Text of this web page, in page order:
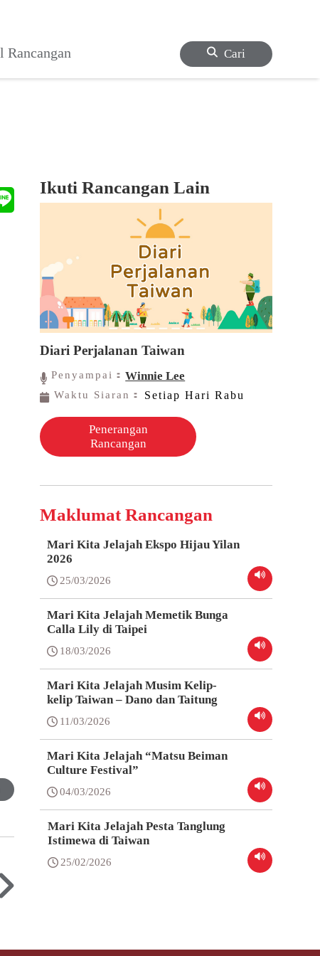
Rancangan Cari
Ikuti Rancangan Lain
Diari Perjalanan Taiwan
Penyampai：Winnie Lee
Waktu Siaran： Setiap Hari Rabu
Penerangan
Rancangan
Maklumat Rancangan
Mari Kita Jelajah Ekspo Hijau Yilan
2026
25/03/2026
Mari Kita Jelajah Memetik Bunga
Calla Lily di Taipei
18/03/2026
Mari Kita Jelajah Musim Kelip-
kelip Taiwan – Dano dan Taitung
11/03/2026
Mari Kita Jelajah “Matsu Beiman
Culture Festival”
04/03/2026
Mari Kita Jelajah Pesta Tanglung
Istimewa di Taiwan
25/02/2026